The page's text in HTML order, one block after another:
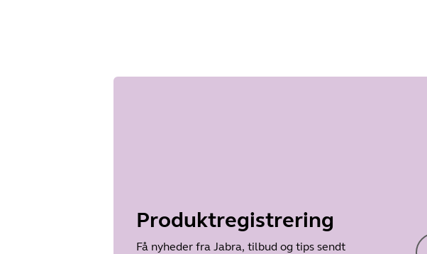
Produktregistrering
Få nyheder fra Jabra, tilbud og tips sendt